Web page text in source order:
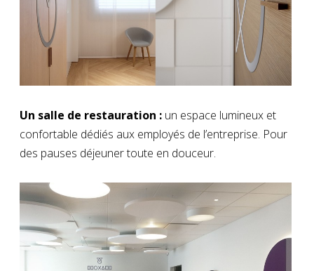
Un salle de restauration : un espace lumineux et
confortable dédiés aux employés de l’entreprise. Pour
des pauses déjeuner toute en douceur.